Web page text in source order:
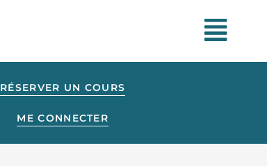
RÉSERVER UN COURS
ME CONNECTER